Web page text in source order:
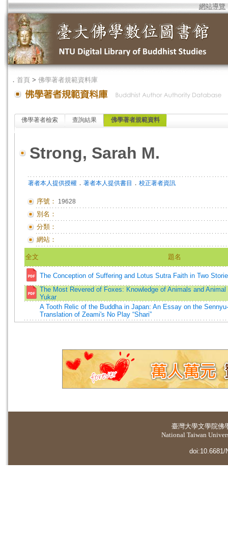
網站導覽
． 首頁 > 佛學著者規範資料庫
佛學著者檢索 查詢結果 佛學著者規範資料
Strong, Sarah M.
著者本人提供授權 ． 著者本人提供書目 ． 校正著者資訊
序號： 19628
別名：
分類：
網站：
全文 題名
The Conception of Suffering and Lotus Sutra Faith in Two
The Most Revered of Foxes: Knowledge of Animals and
Yukar
A Tooth Relic of the Buddha in Japan: An Essay on the
Translation of Zeami's No Play “Shari”
臺灣大學文學院佛
National Taiwan
doi:10.6681/